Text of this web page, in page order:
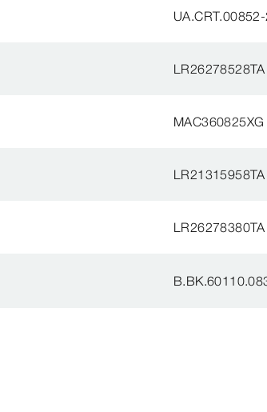
LR26278528TA
MAC360825XG
LR21315958TA
LR26278380TA